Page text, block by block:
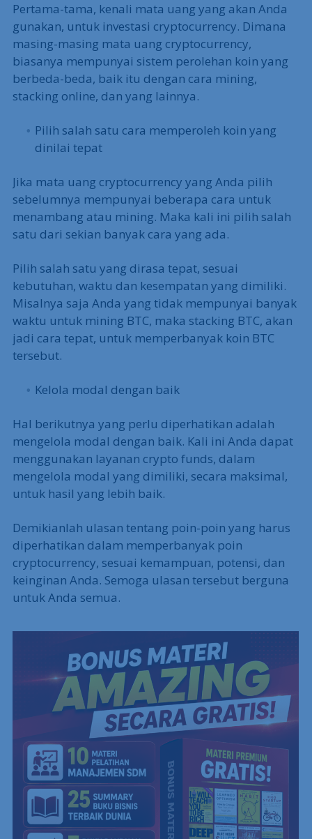
Pertama-tama, kenali mata uang yang akan Anda
gunakan, untuk investasi cryptocurrency. Dimana
masing-masing mata uang cryptocurrency,
biasanya mempunyai sistem perolehan koin yang
berbeda-beda, baik itu dengan cara mining,
stacking online, dan yang lainnya.
Pilih salah satu cara memperoleh koin yang
dinilai tepat
Jika mata uang cryptocurrency yang Anda pilih
sebelumnya mempunyai beberapa cara untuk
menambang atau mining. Maka kali ini pilih salah
satu dari sekian banyak cara yang ada.
Pilih salah satu yang dirasa tepat, sesuai
kebutuhan, waktu dan kesempatan yang dimiliki.
Misalnya saja Anda yang tidak mempunyai banyak
waktu untuk mining BTC, maka stacking BTC, akan
jadi cara tepat, untuk memperbanyak koin BTC
tersebut.
Kelola modal dengan baik
Hal berikutnya yang perlu diperhatikan adalah
mengelola modal dengan baik. Kali ini Anda dapat
menggunakan layanan crypto funds, dalam
mengelola modal yang dimiliki, secara maksimal,
untuk hasil yang lebih baik.
Demikianlah ulasan tentang poin-poin yang harus
diperhatikan dalam memperbanyak poin
cryptocurrency, sesuai kemampuan, potensi, dan
keinginan Anda. Semoga ulasan tersebut berguna
untuk Anda semua.